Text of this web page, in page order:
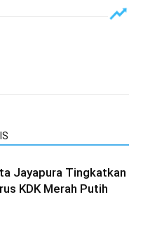
Jayapura Tingkatkan
KDK Merah Putih